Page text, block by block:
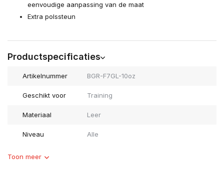
eenvoudige aanpassing van de maat
Extra polssteun
Productspecificaties
Artikelnummer BGR-F7GL-10oz
Geschikt voor Training
Materiaal Leer
Niveau Alle
Toon meer